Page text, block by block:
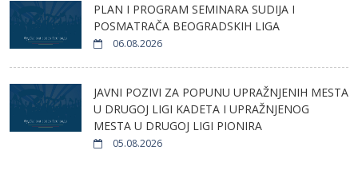
PLAN I PROGRAM SEMINARA SUDIJA I
POSMATRAČA BEOGRADSKIH LIGA
06.08.2026
JAVNI POZIVI ZA POPUNU UPRAŽNJENIH MESTA
U DRUGOJ LIGI KADETA I UPRAŽNJENOG
MESTA U DRUGOJ LIGI PIONIRA
05.08.2026